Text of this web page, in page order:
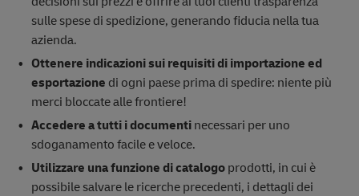
sulle spese di spedizione, generando fiducia nella tua
azienda.
Ottenere indicazioni sui requisiti di importazione ed
esportazione di ogni paese prima di spedire: niente più
merci bloccate alle frontiere!
Accedere a tutti i documentinecessari per uno
sdoganamento facile e veloce.
Utilizzare una funzione di catalogoprodotti, in cui è
possibile salvare le ricerche precedenti, i dettagli dei